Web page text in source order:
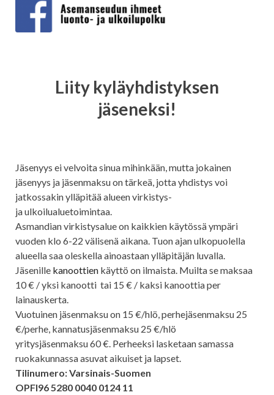
Liity kyläyhdistyksen
jäseneksi!
Jäsenyys ei velvoita sinua mihinkään, mutta jokainen
jäsenyys ja jäsenmaksu on tärkeä, jotta yhdistys voi
jatkossakin ylläpitää alueen virkistys-
ja ulkoilualuetoimintaa.
Asmandian virkistysalue on kaikkien käytössä ympäri
vuoden klo 6-22 välisenä aikana. Tuon ajan ulkopuolella
alueella saa oleskella ainoastaan ylläpitäjän luvalla.
Jäsenille kanoottien käyttö on ilmaista. Muilta se maksaa
10 € / yksi kanootti tai 15 € / kaksi kanoottia per
lainauskerta.
Vuotuinen jäsenmaksu on 15 €/hlö, perhejäsenmaksu 25
€/perhe, kannatusjäsenmaksu 25 €/hlö
yritysjäsenmaksu 60 €. Perheeksi lasketaan samassa
ruokakunnassa asuvat aikuiset ja lapset.
Tilinumero: Varsinais-Suomen
OPFI96 5280 0040 0124 11